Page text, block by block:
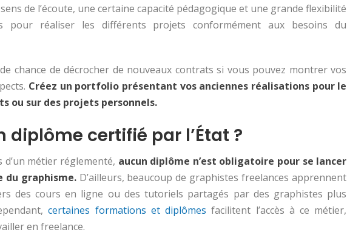
de l’écoute, une certaine capacité pédagogique et une grande flexibilité
pour réaliser les différents projets conformément aux besoins du
chance de décrocher de nouveaux contrats si vous pouvez montrer vos
Créez un portfolio présentant vos anciennes réalisations pour le
ou sur des projets personnels.
diplôme certifié par l’État ?
d’un métier réglementé, aucun diplôme n’est obligatoire pour se lancer
du graphisme.D’ailleurs, beaucoup de graphistes freelances apprennent
des cours en ligne ou des tutoriels partagés par des graphistes plus
certaines formations et diplômes facilitent l’accès à ce métier,
en freelance.